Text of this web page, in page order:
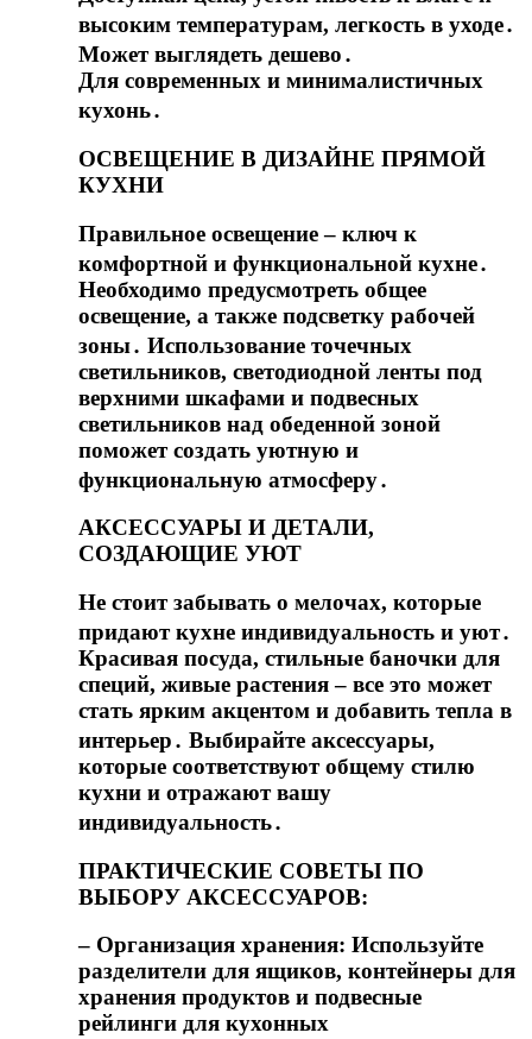
высоким температурам, легкость в уходе․
Может выглядеть дешево․
Для современных и минималистичных
кухонь․
ОСВЕЩЕНИЕ В ДИЗАЙНЕ ПРЯМОЙ
КУХНИ
Правильное освещение – ключ к
комфортной и функциональной кухне․
Необходимо предусмотреть общее
освещение, а также подсветку рабочей
зоны․ Использование точечных
светильников, светодиодной ленты под
верхними шкафами и подвесных
светильников над обеденной зоной
поможет создать уютную и
функциональную атмосферу․
АКСЕССУАРЫ И ДЕТАЛИ,
СОЗДАЮЩИЕ УЮТ
Не стоит забывать о мелочах, которые
придают кухне индивидуальность и уют․
Красивая посуда, стильные баночки для
специй, живые растения – все это может
стать ярким акцентом и добавить тепла в
интерьер․ Выбирайте аксессуары,
которые соответствуют общему стилю
кухни и отражают вашу
индивидуальность․
ПРАКТИЧЕСКИЕ СОВЕТЫ ПО
ВЫБОРУ АКСЕССУАРОВ:
– Организация хранения: Используйте
разделители для ящиков, контейнеры для
хранения продуктов и подвесные
рейлинги для кухонных